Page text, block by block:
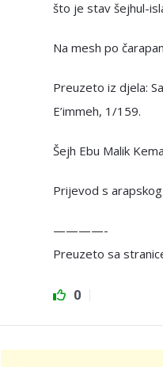
što je stav šejhul-
Na mesh po
Preuzeto iz djela:
E’immeh, 1/159.
Šejh Ebu Malik
Prijevod s
————-
Preuzeto sa
0